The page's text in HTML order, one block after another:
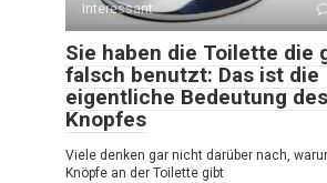
Interessant
Sie haben die Toilette die
falsch benutzt: Das ist die
eigentliche Bedeutung
Knopfes
Viele denken gar nicht darüber nach,
Knöpfe an der Toilette gibt